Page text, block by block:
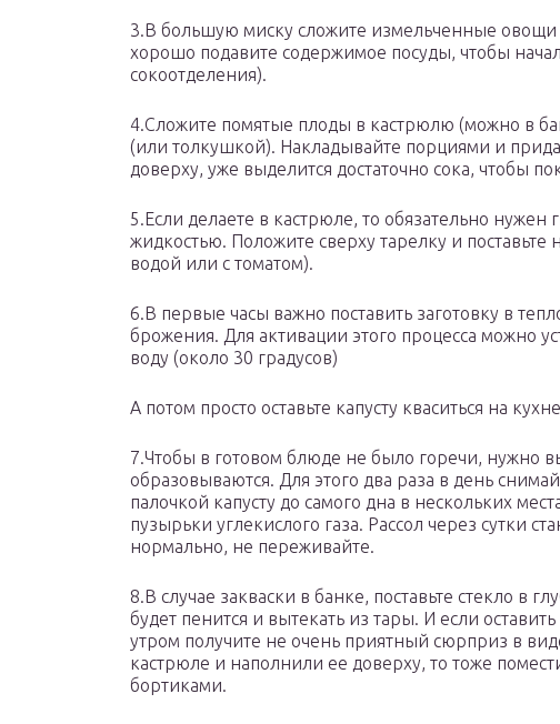
3.В большую миску сложите измельченные овощи
хорошо подавите содержимое посуды, чтобы
сокоотделения).
4.Сложите помятые плоды в кастрюлю (можно в
(или толкушкой). Накладывайте порциями и
доверху, уже выделится достаточно сока, чтобы
5.Если делаете в кастрюле, то обязательно
жидкостью. Положите сверху тарелку и
водой или с томатом).
6.В первые часы важно поставить заготовку в
брожения. Для активации этого процесса можно
воду (около 30 градусов)
А потом просто оставьте капусту кваситься на
7.Чтобы в готовом блюде не было горечи, нужно
образовываются. Для этого два раза в день
палочкой капусту до самого дна в нескольких
пузырьки углекислого газа. Рассол через сутки
нормально, не переживайте.
8.В случае закваски в банке, поставьте стекло в
будет пенится и вытекать из тары. И если
утром получите не очень приятный сюрприз в
кастрюле и наполнили ее доверху, то тоже
бортиками.